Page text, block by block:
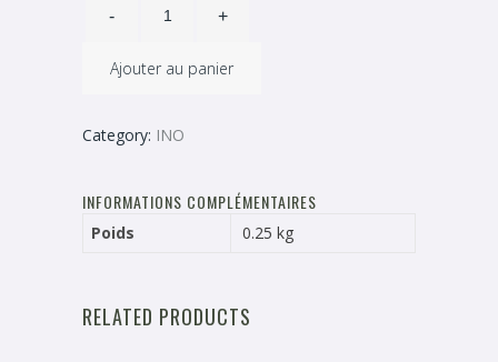
Ajouter au panier
Category: INO
INFORMATIONS COMPLÉMENTAIRES
Poids 0.25 kg
RELATED PRODUCTS